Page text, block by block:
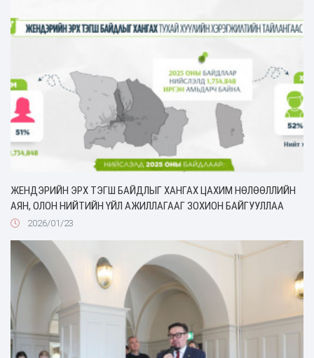
ЖЕНДЭРИЙН ЭРХ ТЭГШ БАЙДЛЫГ ХАНГАХ ЦАХИМ НӨЛӨӨЛЛИЙН
АЯН, ОЛОН НИЙТИЙН ҮЙЛ АЖИЛЛАГААГ ЗОХИОН БАЙГУУЛЛАА
2026/01/23